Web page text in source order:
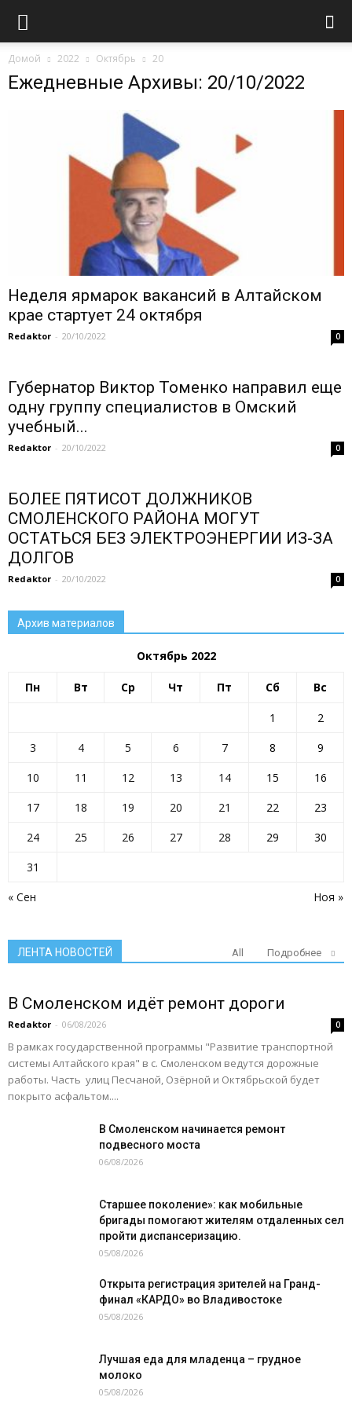
Домой 2022 Октябрь 20
Ежедневные Архивы: 20/10/2022
Неделя ярмарок вакансий в Алтайском
крае стартует 24 октября
Redaktor - 20/10/2022 0
Губернатор Виктор Томенко направил еще
одну группу специалистов в Омский
учебный...
Redaktor - 20/10/2022 0
БОЛЕЕ ПЯТИСОТ ДОЛЖНИКОВ
СМОЛЕНСКОГО РАЙОНА МОГУТ
ОСТАТЬСЯ БЕЗ ЭЛЕКТРОЭНЕРГИИ ИЗ-ЗА
ДОЛГОВ
Redaktor - 20/10/2022 0
Архив материалов
Октябрь 2022
Пн Вт Ср Чт Пт Сб Вс
« Сен Ноя »
1
2
3
4 5 6 7 8
9
10
11 12 13 14 15
16
17
18 19 20 21 22
23
24
25 26 27 28 29
30
31
ЛЕНТА НОВОСТЕЙ All Подробнее
В Смоленском идёт ремонт дороги
Redaktor - 06/08/2026 0
В рамках государственной программы "Развитие транспортной
системы Алтайского края" в с. Смоленском ведутся дорожные
работы. Часть улиц Песчаной, Озёрной и Октябрьской будет
покрыто асфальтом....
В Смоленском начинается ремонт
подвесного моста
06/08/2026
Старшее поколение»: как мобильные
бригады помогают жителям отдаленных сел
пройти диспансеризацию.
05/08/2026
Открыта регистрация зрителей на Гранд-
финал «КАРДО» во Владивостоке
05/08/2026
Лучшая еда для младенца – грудное
молоко
05/08/2026